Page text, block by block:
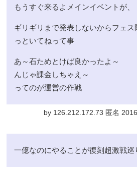
もうすぐ来るよメインイベントが、
ギリギリまで発表しないからフェ
っといてねって事
あ～石ためとけば良かったよ～
んじゃ課金しちゃえ～
ってのが運営の作戦
by 126.212.172.73 匿名
一億なのにやることが復刻超激戦巡